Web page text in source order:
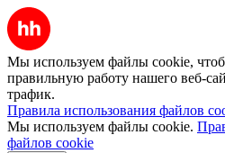
Мы используем файлы cookie,
правильную работу нашего веб-
трафик.
Правила использования файлов
Мы используем файлы cookie.
файлов cookie